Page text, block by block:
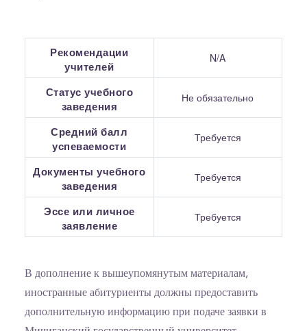
Рекомендации
учителей
N/A
Статус учебного
заведения
Не обязательно
Средний балл
успеваемости
Требуется
Документы учебного
заведения
Требуется
Эссе или личное
заявление
Требуется
В дополнение к вышеупомянутым материалам,
иностранные абитуриенты должны предоставить
дополнительную информацию при подаче заявки в